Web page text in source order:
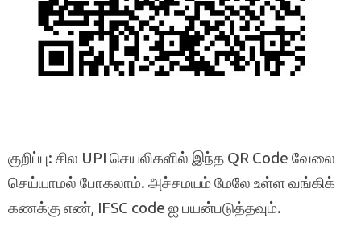
குறிப்பு: சில UPI செயலிகளில் இந்த QR Code வேலை
செய்யாமல் போகலாம். அச்சமயம் மேலே உள்ள வங்கிக்
கணக்கு எண், IFSC code ஐ பயன்படுத்தவும்.